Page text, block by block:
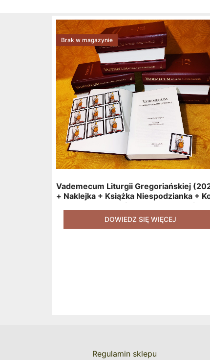
Vademecum Liturgii Gregoriańskiej
+ Naklejka + Książka Niespodzianka +
Rabatowy Na Kolejne Zakupy + Gratis
(książka W Formacie Elektronicznym)
[zestaw 3 Produktów + Kod Rabatowy +
Brak w magazynie
DOWIEDZ SIĘ WIĘCEJ
Regulamin sklepu